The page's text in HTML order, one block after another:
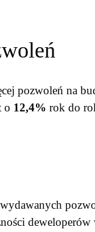
pozwoleń na
o 12,4% rok do